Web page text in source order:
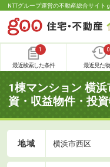
NTTグループ運営の不動産総合サイト
1
最近検索した条件
0
最近見た
1棟マンション 横
資・収益物件・投
地域 横浜市西区